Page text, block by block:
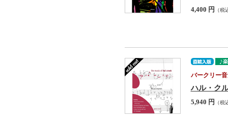
4,400 円 （税
バークリー
ハル・ク
5,940 円 （税